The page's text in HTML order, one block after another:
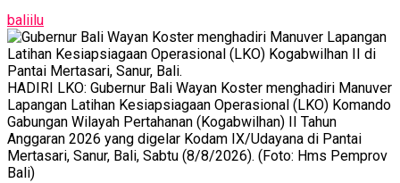
baliilu
HADIRI LKO: Gubernur Bali Wayan Koster menghadiri Manuver
Lapangan Latihan Kesiapsiagaan Operasional (LKO) Komando
Gabungan Wilayah Pertahanan (Kogabwilhan) II Tahun
Anggaran 2026 yang digelar Kodam IX/Udayana di Pantai
Mertasari, Sanur, Bali, Sabtu (8/8/2026). (Foto: Hms Pemprov
Bali)